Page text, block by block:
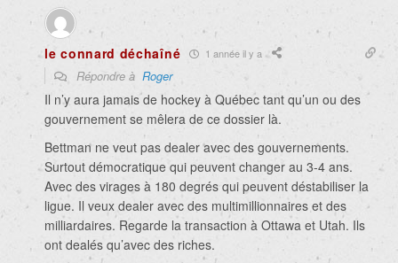
le connard déchaîné 1 année il y a
Répondre à Roger
Il n’y aura jamais de hockey à Québec tant qu’un ou des
gouvernement se mêlera de ce dossier là.
Bettman ne veut pas dealer avec des gouvernements.
Surtout démocratique qui peuvent changer au 3-4 ans.
Avec des virages à 180 degrés qui peuvent déstabiliser la
ligue. Il veux dealer avec des multimillionnaires et des
milliardaires. Regarde la transaction à Ottawa et Utah. Ils
ont dealés qu’avec des riches.